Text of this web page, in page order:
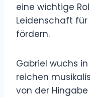
eine wichtige
Leidenschaft für
fördern.
Gabriel wuchs
reichen
von der